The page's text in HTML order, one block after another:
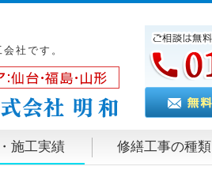
社です。
施工実績 修繕工事の種類